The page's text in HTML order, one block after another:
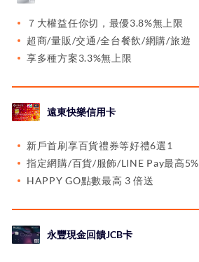
７大權益任你切，最優3.8%無上限
超商/量販/交通/全台餐飲/網購/旅遊
享多種方案3.3%無上限
遠東快樂信用卡
新戶首刷享百貨禮券等好禮6選1
指定網購/百貨/服飾/LINE Pay最高5%
HAPPY GO點數最高 3 倍送
永豐現金回饋JCB卡